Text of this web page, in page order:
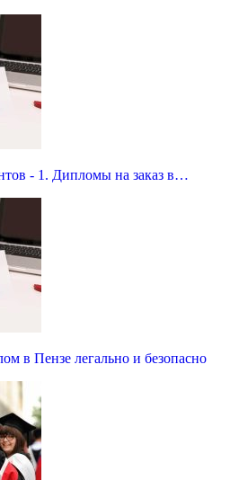
- 1. Дипломы на заказ в…
в Пензе легально и безопасно